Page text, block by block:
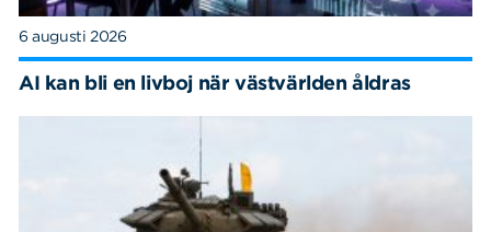
6 augusti 2026
AI kan bli en livboj när västvärlden åldras